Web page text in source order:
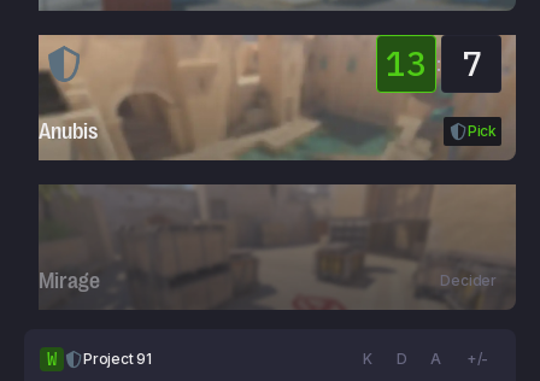
13 : 7
Anubis Pick
Mirage Decider
W Project 91 K D A +/-